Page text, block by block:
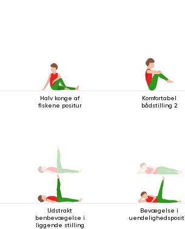
Halv konge af
fiskene positur
Komfortabel
bådstilling 2
Udstrakt
benbevægelse i
liggende stilling
Bevægelse i